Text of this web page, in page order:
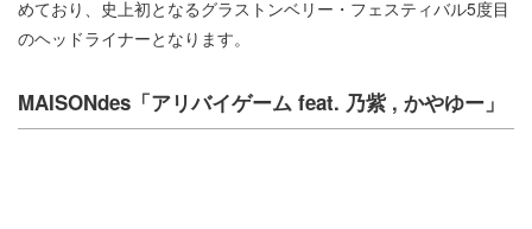
めており、史上初となるグラストンベリー・フェスティバル5度目
のヘッドライナーとなります。
MAISONdes「アリバイゲーム feat. 乃紫 , かやゆー」